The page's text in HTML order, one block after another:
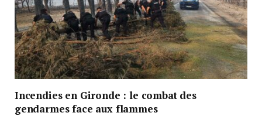
Incendies en Gironde : le combat des
gendarmes face aux flammes